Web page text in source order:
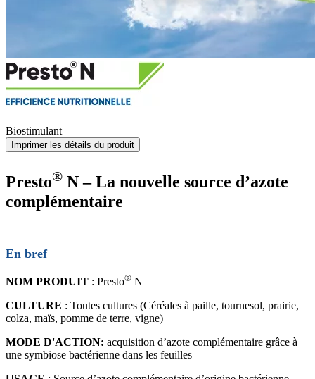
Biostimulant
Imprimer les détails du produit
Presto® N – La nouvelle source d’azote
complémentaire
En bref
NOM PRODUIT : Presto® N
CULTURE : Toutes cultures (Céréales à paille, tournesol, prairie,
colza, maïs, pomme de terre, vigne)
MODE D'ACTION: acquisition d’azote complémentaire grâce à
une symbiose bactérienne dans les feuilles